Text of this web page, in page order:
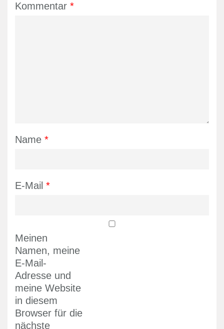
Kommentar *
Name *
E-Mail *
Meinen
Namen, meine
E-Mail-
Adresse und
meine Website
in diesem
Browser für die
nächste